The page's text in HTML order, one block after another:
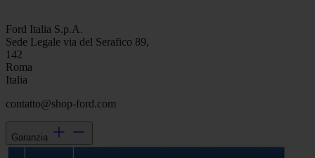
Ford Italia S.p.A.
Sede Legale via del Serafico 89,
142
Roma
Italia
contatto@shop-ford.com
Garanzia